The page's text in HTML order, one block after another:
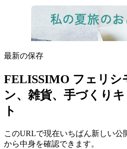
最新の保存
FELISSIMO フェリシ
ン、雑貨、手づくり
ト
このURLで現在いちばん新しい公
から中身を確認できます。